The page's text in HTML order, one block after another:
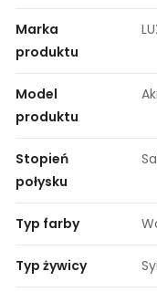
Marka
produktu
Model
produktu
Stopień
połysku
Typ farby
Typ żywicy